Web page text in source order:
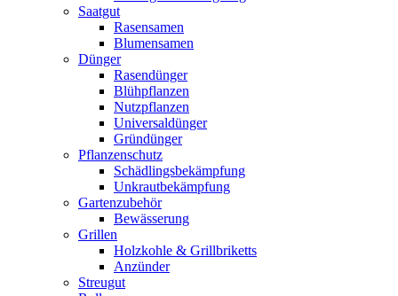
Saatgut
Rasensamen
Blumensamen
Dünger
Rasendünger
Blühpflanzen
Nutzpflanzen
Universaldünger
Gründünger
Pflanzenschutz
Schädlingsbekämpfung
Unkrautbekämpfung
Gartenzubehör
Bewässerung
Grillen
Holzkohle & Grillbriketts
Anzünder
Streugut